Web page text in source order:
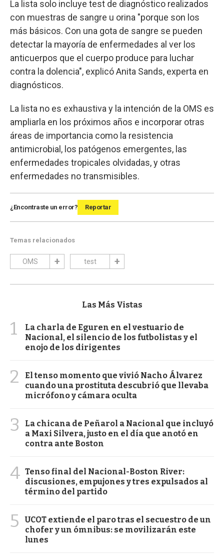
La lista solo incluye test de diagnóstico realizados
con muestras de sangre u orina "porque son los
más básicos. Con una gota de sangre se pueden
detectar la mayoría de enfermedades al ver los
anticuerpos que el cuerpo produce para luchar
contra la dolencia", explicó Anita Sands, experta en
diagnósticos.
La lista no es exhaustiva y la intención de la OMS es
ampliarla en los próximos años e incorporar otras
áreas de importancia como la resistencia
antimicrobial, los patógenos emergentes, las
enfermedades tropicales olvidadas, y otras
enfermedades no transmisibles.
¿Encontraste un error? Reportar
Temas relacionados
OMS test
Las Más Vistas
1
La charla de Eguren en el vestuario de
Nacional, el silencio de los futbolistas y el
enojo de los dirigentes
2
El tenso momento que vivió Nacho Álvarez
cuando una prostituta descubrió que llevaba
micrófono y cámara oculta
3
La chicana de Peñarol a Nacional que incluyó
a Maxi Silvera, justo en el día que anotó en
contra ante Boston
4 Tenso final del Nacional-Boston River:
discusiones, empujones y tres expulsados al
término del partido
5
UCOT extiende el paro tras el secuestro de un
chofer y un ómnibus: se movilizarán este
lunes